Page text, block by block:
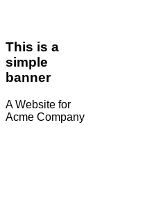
This is a
simple
banner
A Website for
Acme Company